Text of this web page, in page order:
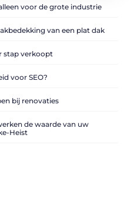
voor de grote industrie
van een plat dak
stap verkoopt
voor SEO?
bij renovaties
de waarde van uw
Heist